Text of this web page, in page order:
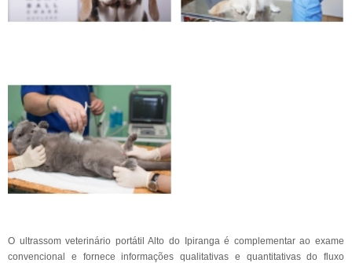
O ultrassom veterinário portátil Alto do Ipiranga é complementar ao exame
convencional e fornece informações qualitativas e quantitativas do fluxo